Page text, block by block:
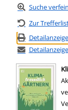
Suche
Zur